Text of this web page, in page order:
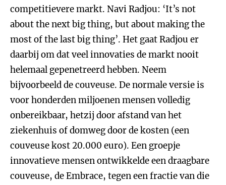
competitievere markt. Navi Radjou: ‘It’s not
about the next big thing, but about making the
most of the last big thing’. Het gaat Radjou er
daarbij om dat veel innovaties de markt nooit
helemaal gepenetreerd hebben. Neem
bijvoorbeeld de couveuse. De normale versie is
voor honderden miljoenen mensen volledig
onbereikbaar, hetzij door afstand van het
ziekenhuis of domweg door de kosten (een
couveuse kost 20.000 euro). Een groepje
innovatieve mensen ontwikkelde een draagbare
couveuse, de Embrace, tegen een fractie van die